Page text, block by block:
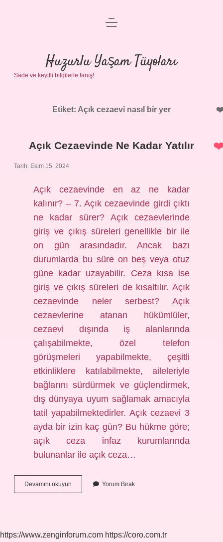
Anasayfa
Gizlilik Politikası
Yasal Uyarı
menüyü
Huzurlu Yaşam Tüyoları
Sade ve keyifli bilgilerle tanış!
Etiket: Açık cezaevi nasıl bir yer
Açık Cezaevinde Ne Kadar Yatılır
Tarih: Ekim 15, 2024
Açık cezaevinde en az ne kadar
kalınır? – 7. Açık cezaevinde girdi çıktı
ne kadar sürer? Açık cezaevlerinde
giriş ve çıkış süreleri genellikle bir ile
on gün arasındadır. Ancak bazı
durumlarda bu süre on beş veya otuz
güne kadar uzayabilir. Ceza kısa ise
giriş ve çıkış süreleri de kısaltılır. Açık
cezaevinde neler serbest? Açık
cezaevlerine atanan hükümlüler,
cezaevi dışında iş alanlarında
çalışabilmekte, özel telefon
görüşmeleri yapabilmekte, çeşitli
etkinliklere katılabilmekte, aileleriyle
bağlarını sürdürmek ve güçlendirmek,
dış dünyaya uyum sağlamak amacıyla
tatil yapabilmektedirler. Açık cezaevi 3
ayda bir izin kaç gün? Bu hükme göre;
açık ceza infaz kurumlarında
bulunanlar ile açık ceza…
Devamını okuyun
Cezaevinde
Yorum Bırak
https://www.zenginforum.com https://coro.com.tr